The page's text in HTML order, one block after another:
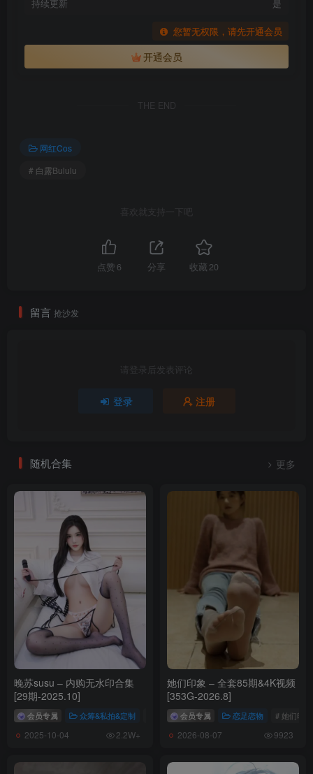
持续更新
是
您暂无权限，请先开通会员
开通会员
THE END
网红Cos
# 白露Bululu
喜欢就支持一下吧
点赞 6 分享 收藏20
留言 抢沙发
请登录后发表评论
登录 注册
随机合集 更多
晚苏susu – 内购无水印合集
[29期-2025.10]
会员专属 众筹&私拍&定制 # 晚苏susu内购 # 晚苏susu
2025-10-04 2.2W+
她们印象 – 全套85期&4K视频
[353G-2026.8]
会员专属 恋足恋物 # 她们印象
2026-08-07 9923